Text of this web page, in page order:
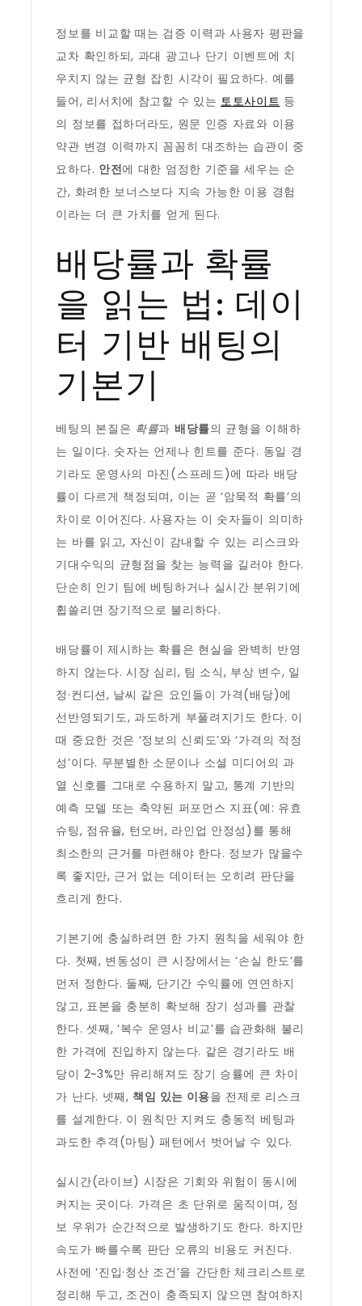
정보를 비교할 때는 검증 이력과 사용자 평판을
교차 확인하되, 과대 광고나 단기 이벤트에 치
우치지 않는 균형 잡힌 시각이 필요하다. 예를
들어, 리서치에 참고할 수 있는 토토사이트 등
의 정보를 접하더라도, 원문 인증 자료와 이용
약관 변경 이력까지 꼼꼼히 대조하는 습관이 중
요하다. 안전에 대한 엄정한 기준을 세우는 순
간, 화려한 보너스보다 지속 가능한 이용 경험
이라는 더 큰 가치를 얻게 된다.
배당률과 확률
을 읽는 법: 데이
터 기반 배팅의
기본기
베팅의 본질은 확률과 배당률의 균형을 이해하
는 일이다. 숫자는 언제나 힌트를 준다. 동일 경
기라도 운영사의 마진(스프레드)에 따라 배당
률이 다르게 책정되며, 이는 곧 ‘암묵적 확률’의
차이로 이어진다. 사용자는 이 숫자들이 의미하
는 바를 읽고, 자신이 감내할 수 있는 리스크와
기대수익의 균형점을 찾는 능력을 길러야 한다.
단순히 인기 팀에 베팅하거나 실시간 분위기에
휩쓸리면 장기적으로 불리하다.
배당률이 제시하는 확률은 현실을 완벽히 반영
하지 않는다. 시장 심리, 팀 소식, 부상 변수, 일
정·컨디션, 날씨 같은 요인들이 가격(배당)에
선반영되기도, 과도하게 부풀려지기도 한다. 이
때 중요한 것은 ‘정보의 신뢰도’와 ‘가격의 적정
성’이다. 무분별한 소문이나 소셜 미디어의 과
열 신호를 그대로 수용하지 말고, 통계 기반의
예측 모델 또는 축약된 퍼포먼스 지표(예: 유효
슈팅, 점유율, 턴오버, 라인업 안정성)를 통해
최소한의 근거를 마련해야 한다. 정보가 많을수
록 좋지만, 근거 없는 데이터는 오히려 판단을
흐리게 한다.
기본기에 충실하려면 한 가지 원칙을 세워야 한
다. 첫째, 변동성이 큰 시장에서는 ‘손실 한도’를
먼저 정한다. 둘째, 단기간 수익률에 연연하지
않고, 표본을 충분히 확보해 장기 성과를 관찰
한다. 셋째, ‘복수 운영사 비교’를 습관화해 불리
한 가격에 진입하지 않는다. 같은 경기라도 배
당이 2~3%만 유리해져도 장기 승률에 큰 차이
가 난다. 넷째,책임 있는 이용을 전제로 리스크
를 설계한다. 이 원칙만 지켜도 충동적 베팅과
과도한 추격(마팅) 패턴에서 벗어날 수 있다.
실시간(라이브) 시장은 기회와 위험이 동시에
커지는 곳이다. 가격은 초 단위로 움직이며, 정
보 우위가 순간적으로 발생하기도 한다. 하지만
속도가 빠를수록 판단 오류의 비용도 커진다.
사전에 ‘진입·청산 조건’을 간단한 체크리스트로
정리해 두고, 조건이 충족되지 않으면 참여하지